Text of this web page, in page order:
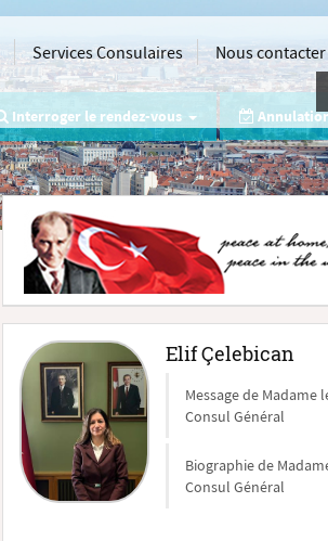
Services Consulaires Nous contacter
Interroger le rendez-vous
Elif Çelebican
Message de Madame
Consul Général
Biographie de
Consul Général